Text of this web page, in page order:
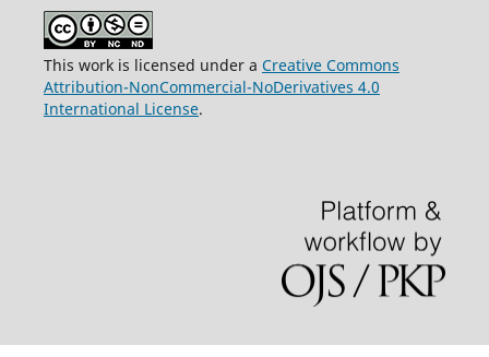
This work is licensed under a Creative Commons
Attribution-NonCommercial-NoDerivatives 4.0
International License.